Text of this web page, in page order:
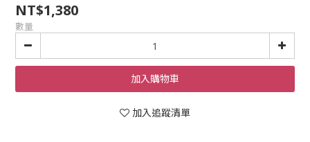
NT$1,380
數量
加入購物車
加入追蹤清單